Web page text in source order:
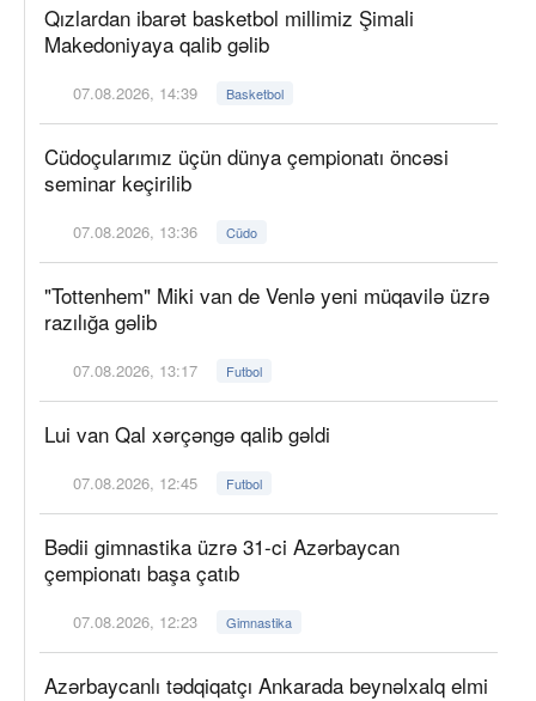
Qızlardan ibarət basketbol millimiz Şimali
Makedoniyaya qalib gəlib
07.08.2026, 14:39 Basketbol
Cüdoçularımız üçün dünya çempionatı öncəsi
seminar keçirilib
07.08.2026, 13:36 Cüdo
"Tottenhem" Miki van de Venlə yeni müqavilə üzrə
razılığa gəlib
07.08.2026, 13:17 Futbol
Lui van Qal xərçəngə qalib gəldi
07.08.2026, 12:45 Futbol
Bədii gimnastika üzrə 31-ci Azərbaycan
çempionatı başa çatıb
07.08.2026, 12:23 Gimnastika
Azərbaycanlı tədqiqatçı Ankarada beynəlxalq elmi